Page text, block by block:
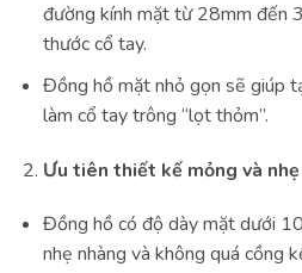
đường kính mặt từ 28mm đến
thước cổ tay.
Đồng hồ mặt nhỏ gọn sẽ giúp
làm cổ tay trông “lọt thỏm”.
Ưu tiên thiết kế mỏng và nhẹ
Đồng hồ có độ dày mặt dưới
nhẹ nhàng và không quá cồng